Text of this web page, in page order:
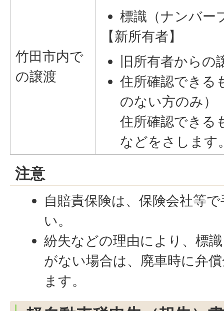
竹田市内で
の譲渡
標識（ナンバー
【新所有者】
旧所有者からの
住所確認できる
のない方のみ）
住所確認できる
などをさします
注意
自賠責保険は、保険会社等
い。
紛失などの理由により、標
がない場合は、廃車時に弁
ます。